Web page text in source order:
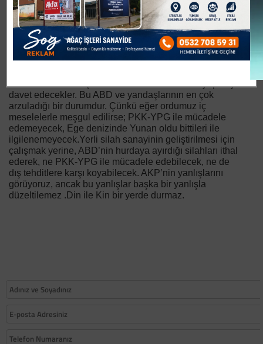
Kur’an düşmanları eğer iktidara gelecek olursa, ne
yapacakları bellidir. Yine eskiden olduğu gibi
Cumhuriyet mitingleri ile Laiklik elden gidiyor yalanları
ile Devletin savcılarını gazete küpürleri ile dava açmaya
zorlayacaklar. Emniyet mensuplarımızı; Hatme yapan,
dua eden, zikir çekenlerin üzerine baskınlar
davet edecekler. Bu ABD ve yandaşlarının en çok
arzuladığı bir durumdur. Çünkü eğer ordumuz iç
meselelerle meşgul edilirse; PKK-YPG ile mücadele
edemeyecek, Ege denizinde Yunan oldu bittileri ile
ilgilenemeyecek.Yerli silah sanayinin geliştirilmesi için
çalışmak yerine, ABD’nin hurdaya ayırdığı silahları ithal
ederek, ne PKK-YPG ile mücadele edebilecek, ne de
dış tehditlere karşı koyabilecek. AKP’nin yanlışlarını
görüyoruz, ancak bu yanlışlar başka bir yanlışla
düzeltilemez .Din ile Kin bir yerde durmaz.